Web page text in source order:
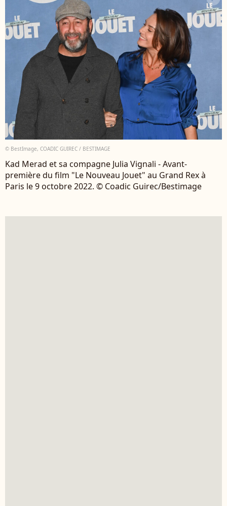
© BestImage, COADIC GUIREC / BESTIMAGE
Kad Merad et sa compagne Julia Vignali - Avant-
première du film "Le Nouveau Jouet" au Grand Rex à
Paris le 9 octobre 2022. © Coadic Guirec/Bestimage